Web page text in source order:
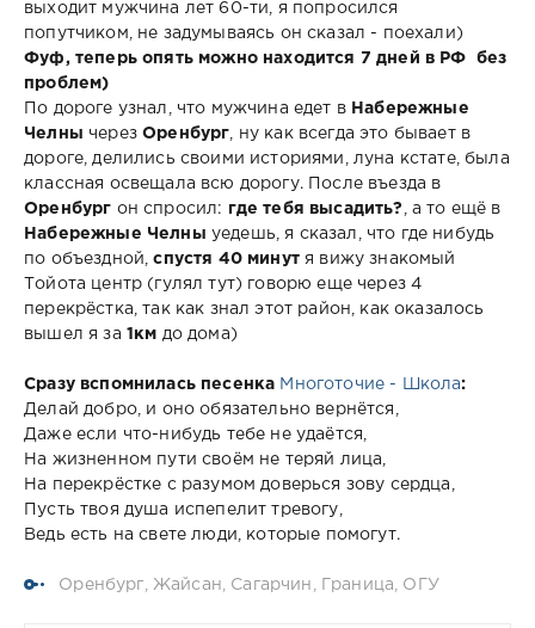
выходит мужчина лет 60-ти, я попросился
попутчиком, не задумываясь он сказал - поехали)
Фуф, теперь опять можно находится 7 дней в РФ
без
проблем)
По дороге узнал, что мужчина едет в Набережные
Челны
черезОренбург, ну как всегда это бывает в
дороге, делились своими историями, луна кстате, была
классная освещала всю дорогу. После въезда в
Оренбург он спросил: где тебя высадить? , а то ещё в
Набережные Челны
уедешь, я сказал, что где нибудь
по объездной, спустя 40 минутя вижу знакомый
Тойота центр (гулял тут) говорю еще через 4
перекрёстка, так как знал этот район, как оказалось
вышел я за 1км до дома)
Сразу вспомнилась песенка Многоточие - Школа:
Делай добро, и оно обязательно вернётся,
Даже если что-нибудь тебе не удаётся,
На жизненном пути своём не теряй лица,
На перекрёстке с разумом доверься зову сердца,
Пусть твоя душа испепелит тревогу,
Ведь есть на свете люди, которые помогут.
Оренбург, Жайсан , Сагарчин , Граница, ОГУ